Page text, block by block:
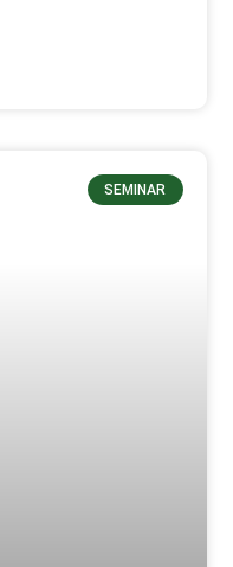
SEMINAR